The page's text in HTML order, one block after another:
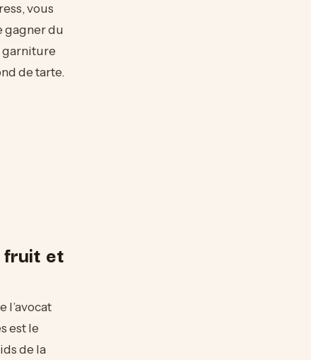
vous
gagner du
garniture
de tarte.
fruit et
l’avocat
est le
de la